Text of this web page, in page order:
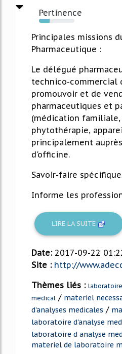
Pertinence
30%
Principales missions
Pharmaceutique :
Le délégué
technico-commercial
promouvoir et de
pharmaceutiques et
(médication
phytothérapie,
principalement
d'officine.
Savoir-faire
Informe les
LIRE LA SUITE
Date: 2017-09-22
Site : http://
Thèmes liés :
medical / materiel
d'analyses medicales /
laboratoire d'analyse
laboratoire d analyse
materiel de laboratoire